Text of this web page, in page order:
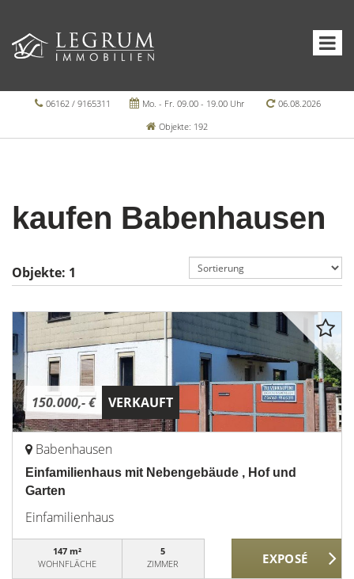
06162 / 9165311 Mo. - Fr. 09.00 - 19.00 Uhr
06.08.2026
Objekte: 192
kaufen Babenhausen
Objekte: 1
150.000,- € VERKAUFT
Babenhausen
Einfamilienhaus mit Nebengebäude , Hof und
Garten
Einfamilienhaus
147 m²
WOHNFLÄCHE
5
ZIMMER